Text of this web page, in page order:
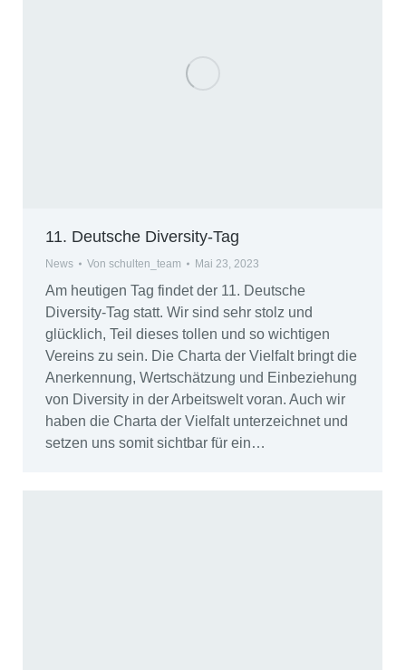
11. Deutsche Diversity-Tag
News Von schulten_team Mai 23, 2023
Am heutigen Tag findet der 11. Deutsche
Diversity-Tag statt. Wir sind sehr stolz und
glücklich, Teil dieses tollen und so wichtigen
Vereins zu sein. Die Charta der Vielfalt bringt die
Anerkennung, Wertschätzung und Einbeziehung
von Diversity in der Arbeitswelt voran. Auch wir
haben die Charta der Vielfalt unterzeichnet und
setzen uns somit sichtbar für ein…